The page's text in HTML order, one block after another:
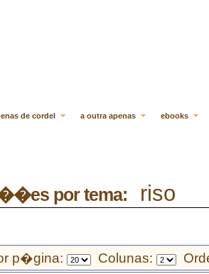
de cordel a outra apenas ebooks
por tema: riso
p�gina: Colunas: